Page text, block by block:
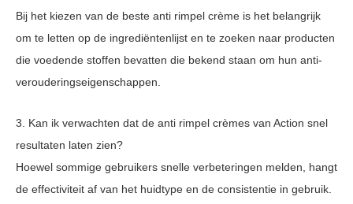
Bij het kiezen van de beste anti rimpel crème is het belangrijk
om te letten op de ingrediëntenlijst en te zoeken naar producten
die voedende stoffen bevatten die bekend staan om hun anti-
verouderingseigenschappen.
3. Kan ik verwachten dat de anti rimpel crèmes van Action snel
resultaten laten zien?
Hoewel sommige gebruikers snelle verbeteringen melden, hangt
de effectiviteit af van het huidtype en de consistentie in gebruik.